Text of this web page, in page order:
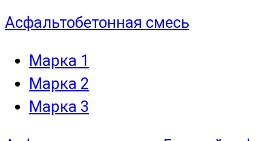
Асфальтобетонная смесь
Марка 1
Марка 2
Марка 3